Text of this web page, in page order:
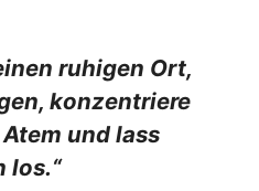
ruhigen Ort,
konzentriere
und lass
los.“